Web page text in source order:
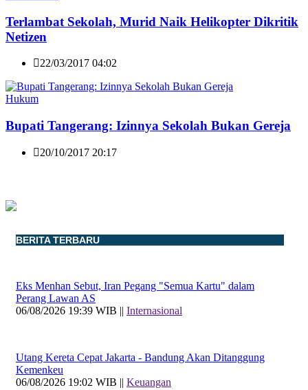
Terlambat Sekolah, Murid Naik Helikopter Dikritik
Netizen
22/03/2017 04:02
Hukum
Bupati Tangerang: Izinnya Sekolah Bukan Gereja
20/10/2017 20:17
BERITA TERBARU
Eks Menhan Sebut, Iran Pegang "Semua Kartu" dalam
Perang Lawan AS
06/08/2026 19:39 WIB || Internasional
Utang Kereta Cepat Jakarta - Bandung Akan Ditanggung
Kemenkeu
06/08/2026 19:02 WIB || Keuangan